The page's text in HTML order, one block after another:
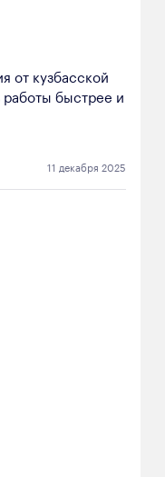
от кузбасской
работы быстрее и
11 декабря 2025